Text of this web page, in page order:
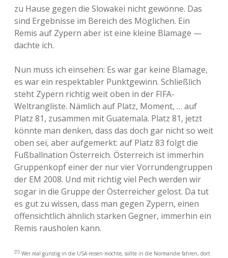
zu Hause gegen die Slowakei nicht gewönne. Das
sind Ergebnisse im Bereich des Möglichen. Ein
Remis auf Zypern aber ist eine kleine Blamage —
dachte ich.
Nun muss ich einsehen: Es war gar keine Blamage,
es war ein respektabler Punktgewinn. Schließlich
steht Zypern richtig weit oben in der FIFA-
Weltrangliste. Nämlich auf Platz, Moment, … auf
Platz 81, zusammen mit Guatemala. Platz 81, jetzt
könnte man denken, dass das doch gar nicht so weit
oben sei, aber aufgemerkt: auf Platz 83 folgt die
Fußballnation Österreich. Österreich ist immerhin
Gruppenkopf einer der nur vier Vorrundengruppen
der EM 2008. Und mit richtig viel Pech werden wir
sogar in die Gruppe der Österreicher gelost. Da tut
es gut zu wissen, dass man gegen Zypern, einen
offensichtlich ähnlich starken Gegner, immerhin ein
Remis rausholen kann.
[1] Wer mal günstig in die USA reisen möchte, sollte in die Normandie fahren, dort